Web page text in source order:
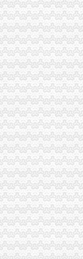
-审计-盐城赶集
桥代
执照-安徽芜
服务有
日推
宴？_搜
吧_百度贴吧
地二手房,
·重庆视窗—
房,重庆渝中
介及重庆天地
庆天地商
免费申请一
册-合肥58同城